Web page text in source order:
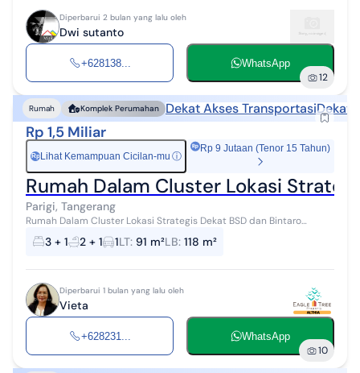
Diperbarui 2 bulan yang lalu oleh
Dwi sutanto
+628138... WhatsApp
12
Rumah Komplek Perumahan Dekat Akses TransportasiDekat
Rp 1,5 Miliar
Rp Lihat Kemampuan Cicilan-mu ⓘ
Rp 9 Jutaan (Tenor 15 Tahun)
Rumah Dalam Cluster Lokasi
Parigi, Tangerang
Rumah Dalam Cluster Lokasi Strategis Dekat BSD dan Bintaro
Spesifikasi Rumah *Tipe Property* : Luas Tanah : 91m² Luas
Bangunan : 118m² upgrade ...
3 + 1 2 + 1 1LT: 91 m²LB: 118 m²
Diperbarui 1 bulan yang lalu oleh
Vieta
+628231... WhatsApp
10